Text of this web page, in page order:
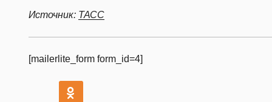
Источник: ТАСС
[mailerlite_form form_id=4]